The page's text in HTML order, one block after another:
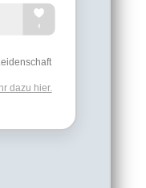
dazu hier.